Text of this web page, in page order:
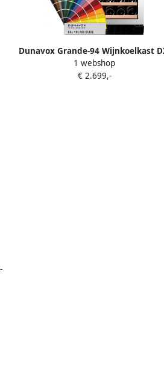
Dunavox Grande-94 Wijnkoelkast
94.270DCK 2 Zones RAL Kleur RAL
Kleur
1 webshop
€ 2.699,-